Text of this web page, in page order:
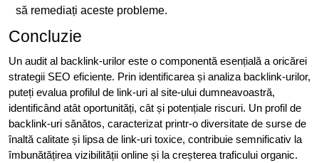
să remediați aceste probleme.
Concluzie
Un audit al backlink-urilor este o componentă esențială a oricărei
strategii SEO eficiente. Prin identificarea și analiza backlink-urilor,
puteți evalua profilul de link-uri al site-ului dumneavoastră,
identificând atât oportunități, cât și potențiale riscuri. Un profil de
backlink-uri sănătos, caracterizat printr-o diversitate de surse de
înaltă calitate și lipsa de link-uri toxice, contribuie semnificativ la
îmbunătățirea vizibilității online și la creșterea traficului organic.